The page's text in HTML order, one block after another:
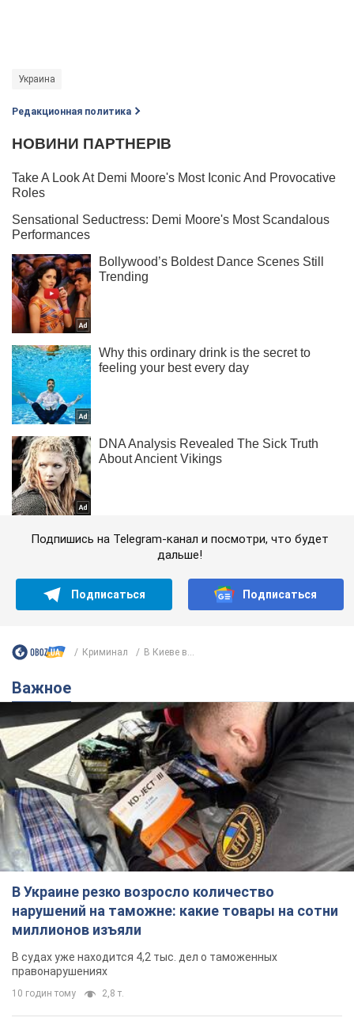
Украина
Редакционная политика
Подпишись на Telegram-канал и посмотри, что будет
дальше!
Подписаться Подписаться
Криминал В Киеве в...
Важное
В Украине резко возросло количество
нарушений на таможне: какие товары на сотни
миллионов изъяли
В судах уже находится 4,2 тыс. дел о таможенных
правонарушениях
10 годин тому 2,8 т.